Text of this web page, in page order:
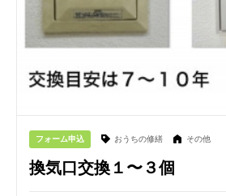
フォーム申込 おうちの修繕 その他
換気口交換１〜３個